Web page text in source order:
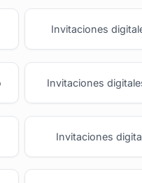
Invitaciones
Invitaciones
Invitaciones